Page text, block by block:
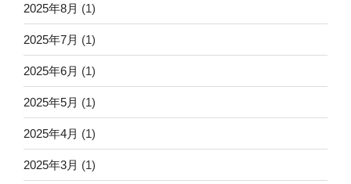
2025年8月 (1)
2025年7月 (1)
2025年6月 (1)
2025年5月 (1)
2025年4月 (1)
2025年3月 (1)